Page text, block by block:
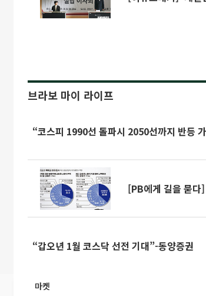
브라보 마이 라이프
“코스피 1990선 돌파시 2050선까지 반등
[PB에게 길을 묻다
“갑오년 1월 코스닥 선전 기대”-동양증권
마켓